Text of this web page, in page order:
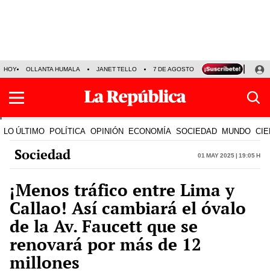
HOY OLLANTA HUMALA JANET TELLO 7 DE AGOSTO TINKA RESULTADOS
LO ÚLTIMO POLÍTICA OPINIÓN ECONOMÍA SOCIEDAD MUNDO
Sociedad 01 May 2025 | 19:05 h
¡Menos tráfico entre Lima y
Callao! Así cambiará el óvalo
de la Av. Faucett que se
renovará por más de 12
millones